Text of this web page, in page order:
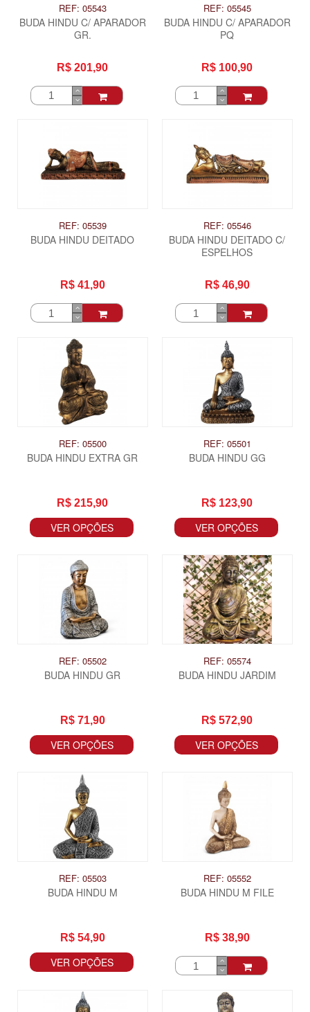
REF: 05543
BUDA HINDU C/ APARADOR
GR.
R$ 201,90
REF: 05545
BUDA HINDU C/ APARADOR
PQ
R$ 100,90
REF: 05539
BUDA HINDU DEITADO
R$ 41,90
REF: 05546
BUDA HINDU DEITADO C/
ESPELHOS
R$ 46,90
REF: 05500
BUDA HINDU EXTRA GR
R$ 215,90
VER OPÇÕES
REF: 05501
BUDA HINDU GG
R$ 123,90
VER OPÇÕES
REF: 05502
BUDA HINDU GR
R$ 71,90
VER OPÇÕES
REF: 05574
BUDA HINDU JARDIM
R$ 572,90
VER OPÇÕES
REF: 05503
BUDA HINDU M
R$ 54,90
VER OPÇÕES
REF: 05552
BUDA HINDU M FILE
R$ 38,90